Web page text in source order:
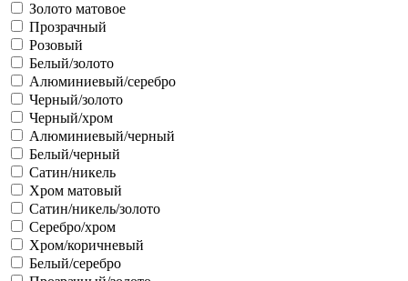
Золото матовое
Прозрачный
Розовый
Белый/золото
Алюминиевый/серебро
Черный/золото
Черный/хром
Алюминиевый/черный
Белый/черный
Сатин/никель
Хром матовый
Сатин/никель/золото
Серебро/хром
Хром/коричневый
Белый/серебро